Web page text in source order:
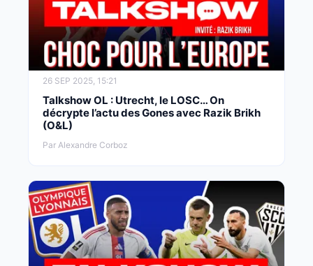
26 SEP 2025, 15:21
Talkshow OL : Utrecht, le LOSC… On
décrypte l’actu des Gones avec Razik Brikh
(O&L)
Par Alexandre Corboz